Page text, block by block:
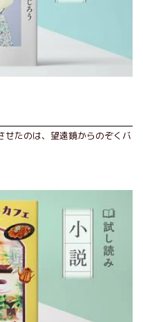
せたのは、望遠鏡からのぞくバ